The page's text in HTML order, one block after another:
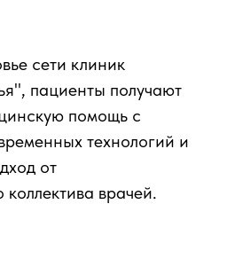
сети клиник
пациенты получают
помощь с
технологий и
от
врачей.